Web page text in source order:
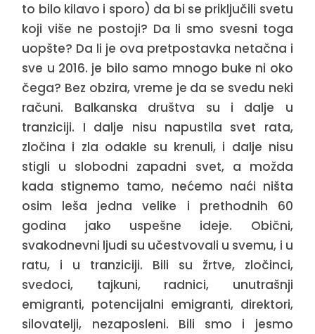
to bilo kilavo i sporo) da bi se priključili svetu
koji više ne postoji? Da li smo svesni toga
uopšte? Da li je ova pretpostavka netačna i
sve u 2016. je bilo samo mnogo buke ni oko
čega? Bez obzira, vreme je da se svedu neki
računi. Balkanska društva su i dalje u
tranziciji. I dalje nisu napustila svet rata,
zločina i zla odakle su krenuli, i dalje nisu
stigli u slobodni zapadni svet, a možda
kada stignemo tamo, nećemo naći ništa
osim leša jedna velike i prethodnih 60
godina jako uspešne ideje. Obični,
svakodnevni ljudi su učestvovali u svemu, i u
ratu, i u tranziciji. Bili su žrtve, zločinci,
svedoci, tajkuni, radnici, unutrašnji
emigranti, potencijalni emigranti, direktori,
silovatelji, nezaposleni. Bili smo i jesmo